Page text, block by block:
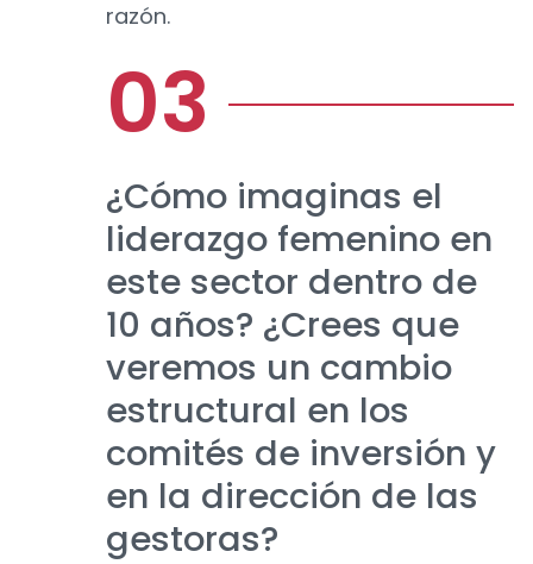
razón.
¿Cómo imaginas el
liderazgo femenino en
este sector dentro de
10 años? ¿Crees que
veremos un cambio
estructural en los
comités de inversión y
en la dirección de las
gestoras?